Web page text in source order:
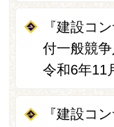
『建設コ
付一般競
令和6年11
『建設コ